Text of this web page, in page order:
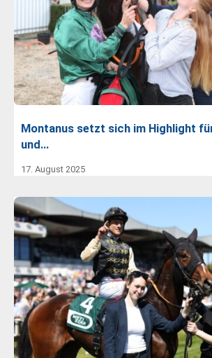
Montanus setzt sich im Highlight
und…
17. August 2025